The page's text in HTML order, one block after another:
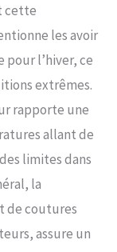
a une
traction
a une
en feutre
plus de
Boot :
pour
vous permet
pour une
La botte
coque en
fabriquée à
et vulcanisé
à
cette
les avoir
pour l’hiver, ce
extrêmes.
rapporte une
allant de
limites dans
la
de coutures
assure un